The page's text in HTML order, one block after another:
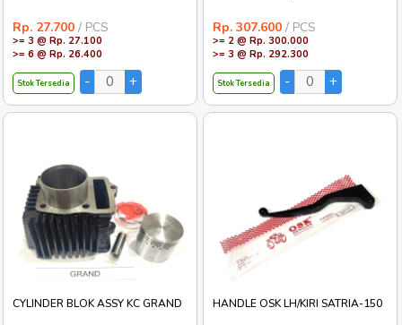
Rp. 27.700 / PCS
>= 3 @ Rp. 27.100
>= 6 @ Rp. 26.400
Stok Tersedia
Rp. 307.600 / PCS
>= 2 @ Rp. 300.000
>= 3 @ Rp. 292.300
Stok Tersedia
CYLINDER BLOK ASSY KC GRAND HANDLE OSK LH/KIRI SATRIA-150